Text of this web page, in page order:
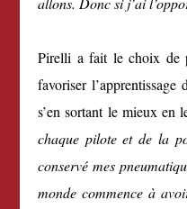
Pirelli a fait le choix de
favoriser
s’en sortant le mieux en
chaque pilote et de la
conservé mes
monde commence à